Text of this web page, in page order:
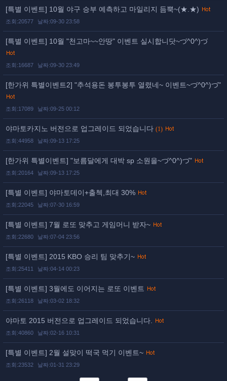
[특별 이벤트] 10월 야구 승부 예측하고 마일리지 듬뿍~(★.★)
조회:20577 날짜:09-30 23:58
[특별 이벤트] 10월 "천고마~~안땅" 이벤트 실시합니닷~づ^0^)づ
조회:16687 날짜:09-30 23:49
[한가위 특별이벤트2] "추석용돈 봉투봉투 열렸네~ 이벤트~づ^0^)づ"
조회:17089 날짜:09-25 00:12
야마토카지노 버전으로 업그레이드 되었습니다 (1)
조회:44958 날짜:09-13 17:25
[한가위 특별이벤트] "보름달에게 대박 sp 소원을~づ^0^)づ"
조회:20164 날짜:09-13 17:25
[특별 이벤트] 야마토데이+출첵,최대 30%
조회:22045 날짜:07-30 16:59
[특별 이벤트] 7월 로또 맞추고 게임머니 받자~
조회:22680 날짜:07-04 23:56
[특별 이벤트] 2015 KBO 승리 팀 맞추기~
조회:25411 날짜:04-14 00:23
[특별 이벤트] 3월에도 이어지는 로또 이벤트
조회:26118 날짜:03-02 18:32
야마토 2015 버전으로 업그레이드 되었습니다.
조회:40860 날짜:02-16 10:31
[특별 이벤트] 2월 설맞이 떡국 먹기 이벤트~
조회:23532 날짜:01-31 23:29